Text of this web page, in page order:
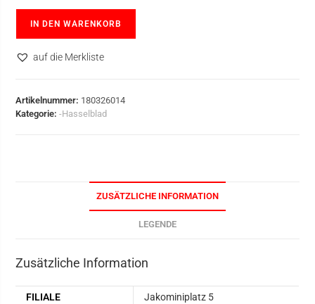
IN DEN WARENKORB
auf die Merkliste
Artikelnummer: 180326014
Kategorie:-Hasselblad
ZUSÄTZLICHE INFORMATION
LEGENDE
Zusätzliche Information
FILIALE
Jakominiplatz 5